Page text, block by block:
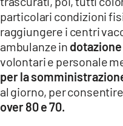
particolari condizioni
raggiungere i centri
ambulanze in
volontari e personale
per la
al giorno, per
over 80 e 70.